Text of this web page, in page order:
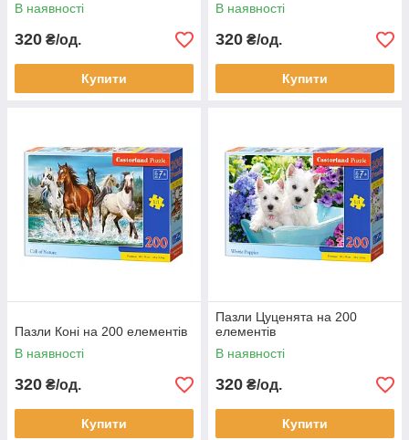
В наявності
320 ₴/од.
Купити
В наявності
320 ₴/од.
Купити
Пазли Коні на 200 елементів
В наявності
320 ₴/од.
Купити
Пазли Цуценята на 200
елементів
В наявності
320 ₴/од.
Купити